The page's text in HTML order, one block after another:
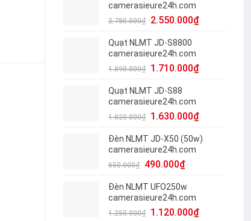
camerasieure24h.com
2.780.000₫ 2.550.000₫
Quạt NLMT JD-S8800
camerasieure24h.com
1.890.000₫ 1.710.000₫
Quạt NLMT JD-S88
camerasieure24h.com
1.820.000₫ 1.630.000₫
Đèn NLMT JD-X50 (50w)
camerasieure24h.com
650.000₫ 490.000₫
Đèn NLMT UFO250w
camerasieure24h.com
1.250.000₫ 1.120.000₫